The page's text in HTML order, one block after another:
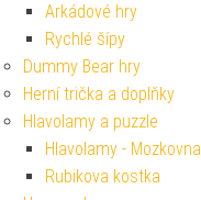
Arkádové hry
Rychlé šípy
Dummy Bear hry
Herní trička a doplňky
Hlavolamy a puzzle
Hlavolamy - Mozkovna
Rubikova kostka